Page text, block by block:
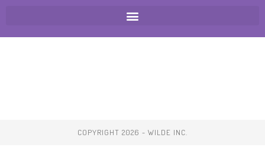
COPYRIGHT 2026 - WILDE INC.